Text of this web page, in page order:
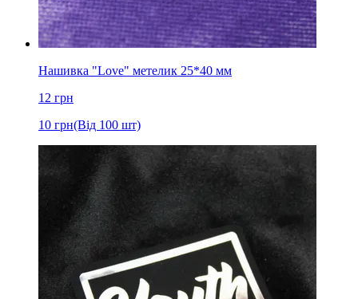
Нашивка "Love" метелик 25*40 мм
12 грн
10 грн(Від 100 шт)